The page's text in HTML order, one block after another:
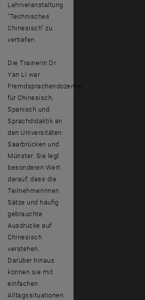
Lehrveranstaltung
"Technisches
Chinesisch" zu
vertiefen.
Die Trainerin Dr.
Yan Li war
Fremdsprachendozentin
für Chinesisch,
Spanisch und
Sprachdidaktik an
den Universitäten
Saarbrücken und
Münster. Sie legt
besonderen Wert
darauf, dass die
TeilnehmerInnen
Sätze und häufig
gebrauchte
Ausdrücke auf
Chinesisch
verstehen.
Darüber hinaus
können sie mit
einfachen
Alltagssituationen